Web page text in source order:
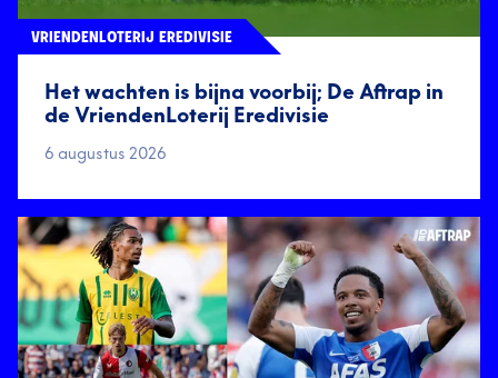
Het wachten is bijna voorbij; De Aftrap in
de VriendenLoterij Eredivisie
VRIENDENLOTERIJ EREDIVISIE
6 augustus 2026